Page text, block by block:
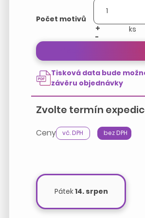
Počet motivů
+
-
Tisková data bude
závěru objednávky
Zvolte termín
Ceny vč. DPH bez DPH
Pátek14. srpen